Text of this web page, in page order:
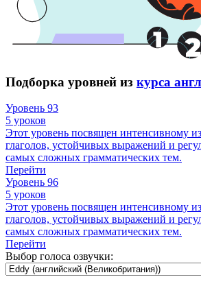
Подборка уровней из курса
Уровень 93
5 уроков
Этот уровень посвящен интенсивному
глаголов, устойчивых выражений и
самых сложных грамматических тем.
Перейти
Уровень 96
5 уроков
Этот уровень посвящен интенсивному
глаголов, устойчивых выражений и
самых сложных грамматических тем.
Перейти
Выбор голоса озвучки: